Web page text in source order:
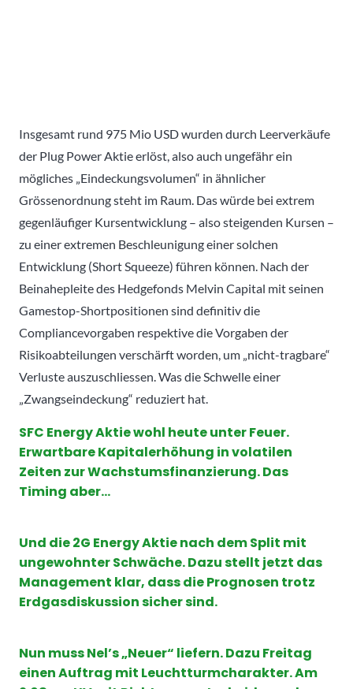
Insgesamt rund 975 Mio USD wurden durch Leerverkäufe
der Plug Power Aktie erlöst, also auch ungefähr ein
mögliches „Eindeckungsvolumen“ in ähnlicher
Grössenordnung steht im Raum. Das würde bei extrem
gegenläufiger Kursentwicklung – also steigenden Kursen –
zu einer extremen Beschleunigung einer solchen
Entwicklung (Short Squeeze) führen können. Nach der
Beinahepleite des Hedgefonds Melvin Capital mit seinen
Gamestop-Shortpositionen sind definitiv die
Compliancevorgaben respektive die Vorgaben der
Risikoabteilungen verschärft worden, um „nicht-tragbare“
Verluste auszuschliessen. Was die Schwelle einer
„Zwangseindeckung“ reduziert hat.
SFC Energy Aktie wohl heute unter Feuer.
Erwartbare Kapitalerhöhung in volatilen
Zeiten zur Wachstumsfinanzierung. Das
Timing aber…
Und die 2G Energy Aktie nach dem Split mit
ungewohnter Schwäche. Dazu stellt jetzt das
Management klar, dass die Prognosen trotz
Erdgasdiskussion sicher sind.
Nun muss Nel’s „Neuer“ liefern. Dazu Freitag
einen Auftrag mit Leuchtturmcharakter. Am